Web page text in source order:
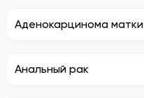
Аденокарцинома матки
Анальный рак